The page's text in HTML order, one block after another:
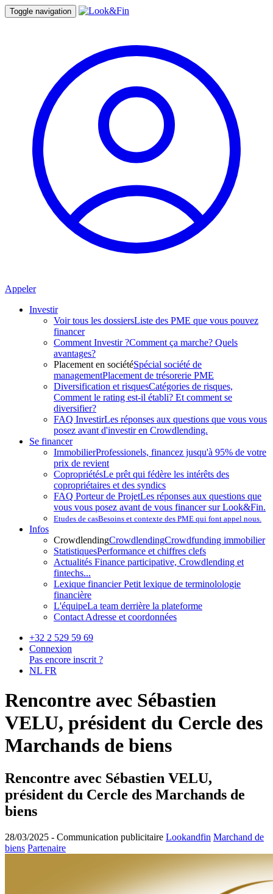
Toggle navigation
Appeler
Investir
Voir tous les dossiersListe des PME que vous pouvez
financer
Comment Investir ?Comment ça marche? Quels
avantages?
Placement en sociétéSpécial société de
managementPlacement de trésorerie PME
Diversification et risquesCatégories de risques,
Comment le rating est-il établi? Et comment se
diversifier?
FAQ InvestirLes réponses aux questions que vous vous
posez avant d'investir en Crowdlending.
Se financer
ImmobilierProfessionels, financez jusqu'à 95% de votre
prix de revient
CopropriétésLe prêt qui fédère les intérêts des
copropriétaires et des syndics
FAQ Porteur de ProjetLes réponses aux questions que
vous vous posez avant de vous financer sur Look&Fin.
Etudes de casBesoins et contexte des PME qui font appel nous.
Infos
CrowdlendingCrowdlendingCrowdfunding immobilier
StatistiquesPerformance et chiffres clefs
Actualités Finance participative, Crowdlending et
fintechs...
Lexique financierPetit lexique de terminolologie
financière
L'équipeLa team derrière la plateforme
Contact Adresse et coordonnées
+32 2 529 59 69
Connexion
Pas encore inscrit ?
NL FR
Rencontre avec Sébastien
VELU, président du Cercle des
Marchands de biens
Rencontre avec Sébastien VELU,
président du Cercle des Marchands de
biens
28/03/2025 - Communication publicitaire Lookandfin Marchand de
biens Partenaire